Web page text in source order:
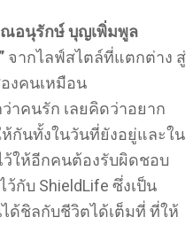
อนุรักษ์ บุญเพิ่มพูล
จากไลฟ์สไตล์ที่แตกต่าง สู่
งคนเหมือน
าคนรัก เลยคิดว่าอยาก
กันทั้งในวันที่ยังอยู่และใน
ว้ให้อีกคนต้องรับผิดชอบ
กับ ShieldLife ซึ่งเป็น
ด้ชิลกับชีวิตได้เต็มที่ ที่ให้